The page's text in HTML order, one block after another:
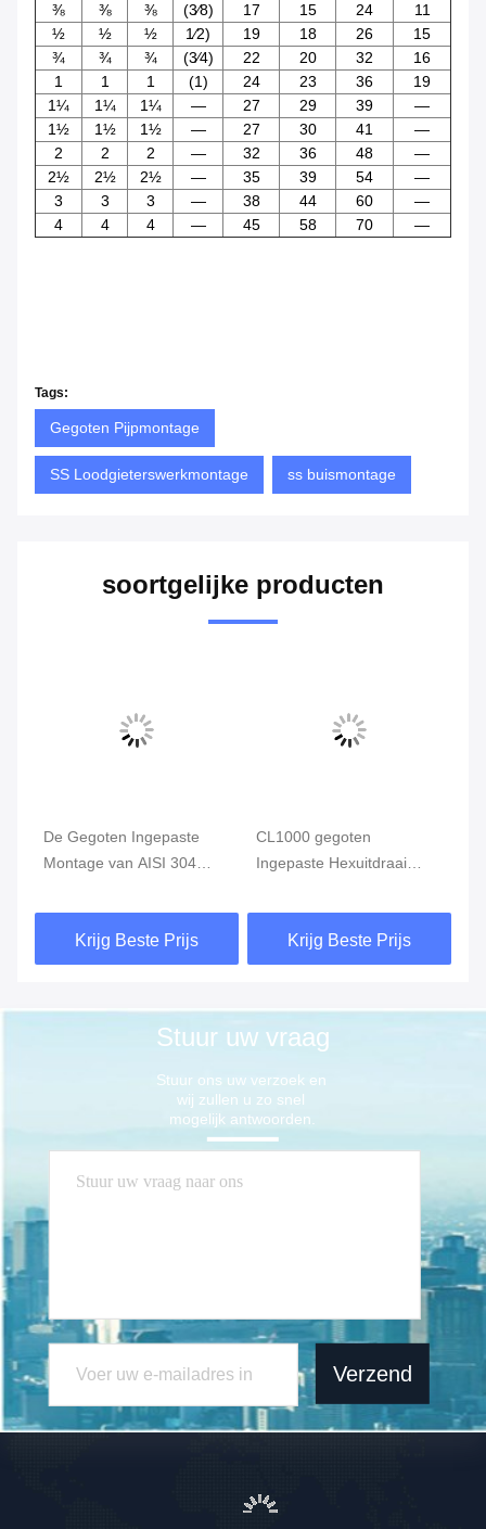
⅜
⅜ ⅜ (3⁄8) 17 15 24
11
½
½ ½ 1⁄2) 19 18 26
15
¾
¾ ¾ (3⁄4) 22 20 32
16
1
1 1 (1) 24 23 36
19
1¼
1¼ 1¼ — 27 29 39
—
1½
1½ 1½ — 27 30 41
—
2
2 2 — 32 36 48
—
2½
2½ 2½ — 35 39 54
—
3
3 3 — 38 44 60
—
4
4 4 — 45 58 70 —
Tags:
Gegoten Pijpmontage
SS Loodgieterswerkmontage ss buismontage
soortgelijke producten
De Gegoten Ingepaste
Montage van AISI 304
Verminderen van
Koppeling MSS SP-114
CL150
Krijg Beste Prijs
CL1000 gegoten
Ingepaste Hexuitdraai
Buismontage van ASTM
A351Krijg Beste Prijs
Stuur uw vraag
Stuur ons uw verzoek en
wij zullen u zo snel
mogelijk antwoorden.
Verzend